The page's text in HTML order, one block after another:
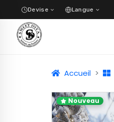
Devise Langue
Accueil
Nouveau